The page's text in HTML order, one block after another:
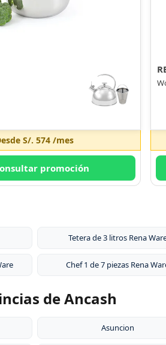
S/. 574 /mes
promoción
Tetera de 3 litros Rena
Chef 1 de 7 piezas Rena
de Ancash
Asuncion